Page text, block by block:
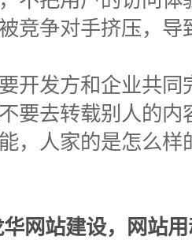
竞争对手挤压，导
开发方和企业共
要去转载别人的
，人家的是怎么
网站建设，网站